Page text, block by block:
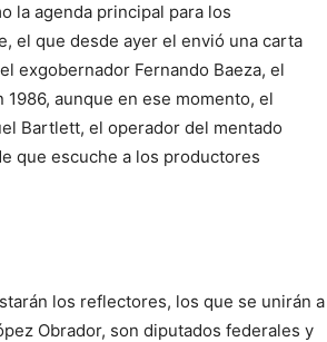
la agenda principal para los
el que desde ayer el envió una carta
exgobernador Fernando Baeza, el
aunque en ese momento, el
Bartlett, el operador del mentado
que escuche a los productores
los reflectores, los que se unirán a
Obrador, son diputados federales y